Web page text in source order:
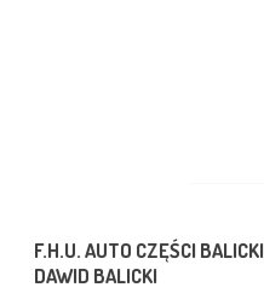
F.H.U. AUTO CZĘŚCI BALICKI
DAWID BALICKI